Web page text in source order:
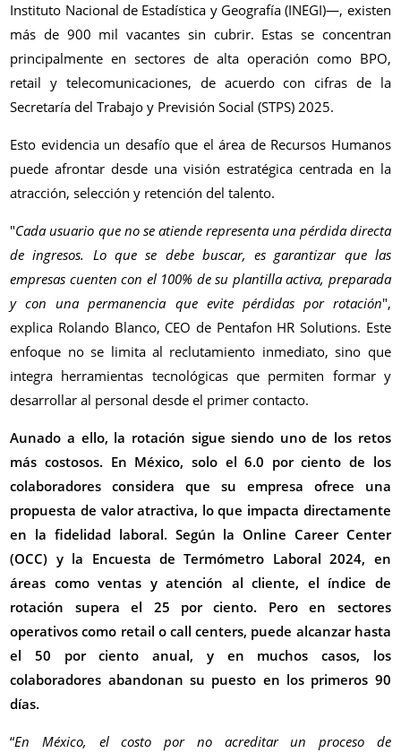
Instituto Nacional de Estadística y Geografía (INEGI)—, existen
más de 900 mil vacantes sin cubrir. Estas se concentran
principalmente en sectores de alta operación como BPO,
retail y telecomunicaciones, de acuerdo con cifras de la
Secretaría del Trabajo y Previsión Social (STPS) 2025.
Esto evidencia un desafío que el área de Recursos Humanos
puede afrontar desde una visión estratégica centrada en la
atracción, selección y retención del talento.
"Cada usuario que no se atiende representa una pérdida directa
de ingresos. Lo que se debe buscar, es garantizar que las
empresas cuenten con el 100% de su plantilla activa, preparada
y con una permanencia que evite pérdidas por rotación",
explica Rolando Blanco, CEO de Pentafon HR Solutions. Este
enfoque no se limita al reclutamiento inmediato, sino que
integra herramientas tecnológicas que permiten formar y
desarrollar al personal desde el primer contacto.
Aunado a ello, la rotación sigue siendo uno de los retos
más costosos. En México, solo el 6.0 por ciento de los
colaboradores considera que su empresa ofrece una
propuesta de valor atractiva, lo que impacta directamente
en la fidelidad laboral. Según la Online Career Center
(OCC) y la Encuesta de Termómetro Laboral 2024, en
áreas como ventas y atención al cliente, el índice de
rotación supera el 25 por ciento. Pero en sectores
operativos como retail o call centers, puede alcanzar hasta
el 50 por ciento anual, y en muchos casos, los
colaboradores abandonan su puesto en los primeros 90
días.
“En México, el costo por no acreditar un proceso de